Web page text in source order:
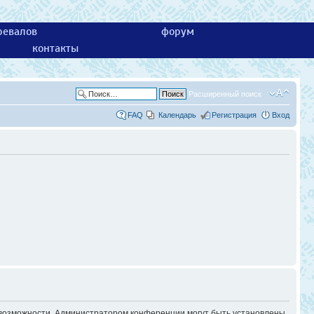
форум
контакты
Расширенный поиск
FAQ Календарь Регистрация Вход